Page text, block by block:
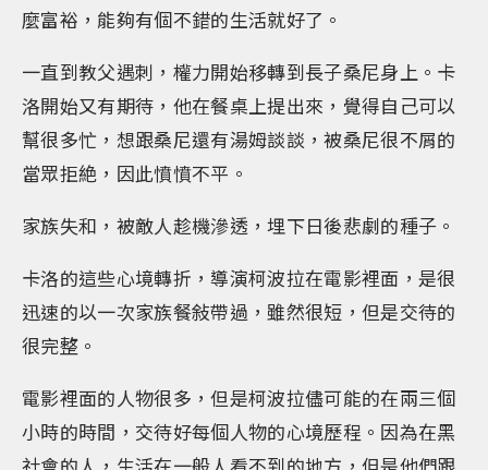
麼富裕，能夠有個不錯的生活就好了。
一直到教父遇刺，權力開始移轉到長子桑尼身上。卡
洛開始又有期待，他在餐桌上提出來，覺得自己可以
幫很多忙，想跟桑尼還有湯姆談談，被桑尼很不屑的
當眾拒絶，因此憤憤不平。
家族失和，被敵人趁機滲透，埋下日後悲劇的種子。
卡洛的這些心境轉折，導演柯波拉在電影裡面，是很
迅速的以一次家族餐敍帶過，雖然很短，但是交待的
很完整。
電影裡面的人物很多，但是柯波拉儘可能的在兩三個
小時的時間，交待好每個人物的心境歷程。因為在黑